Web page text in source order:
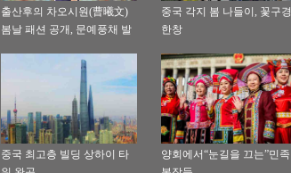
출산후의 차오시원(曹曦文)
봄날 패션 공개, 문예풍채 발
중국 각지 봄 나들이, 꽃구경
한창
중국 최고층 빌딩 상하이 타
양회에서“눈길을 끄는”민족